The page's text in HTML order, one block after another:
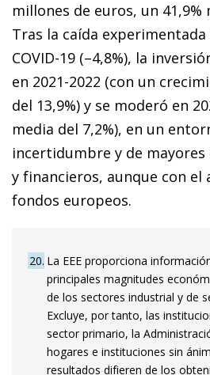
millones de euros, un 41,9%
Tras la caída experimentada
COVID-19 (–4,8%), la
en 2021-2022 (con un
del 13,9%) y se moderó en
media del 7,2%), en un
incertidumbre y de
y financieros, aunque con el
fondos europeos.
20 La EEE proporciona
principales magnitudes
de los sectores industrial y de
Excluye, por tanto, las
sector primario, la
hogares e instituciones sin
resultados difieren de los